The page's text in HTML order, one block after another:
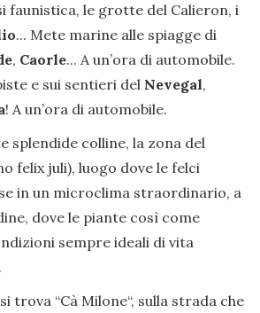
faunistica, le grotte del Calieron, i
... Mete marine alle spiagge di
, Caorle... A un’ora di automobile.
e sui sentieri del Nevegal,
! A un’ora di automobile.
splendide colline, la zona del
felix juli), luogo dove le felci
in un microclima straordinario, a
dove le piante così come
sempre ideali di vita
trova “Cà Milone“, sulla strada che